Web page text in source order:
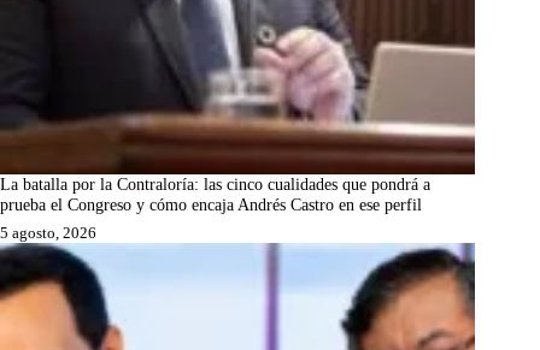
La batalla por la Contraloría: las cinco cualidades que pondrá a
prueba el Congreso y cómo encaja Andrés Castro en ese perfil
5 agosto, 2026